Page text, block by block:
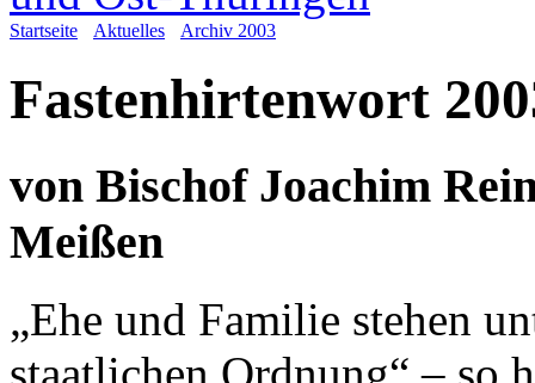
Startseite Aktuelles Archiv 2003
Fastenhirtenwort
von Bischof Joachim
Meißen
„Ehe und Familie stehen
staatlichen Ordnung“ – so